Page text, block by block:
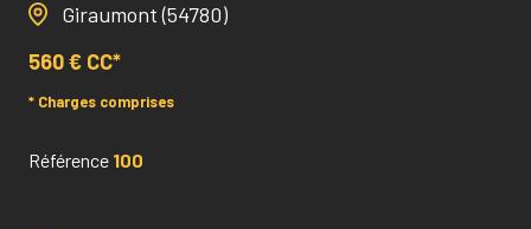
Giraumont (54780)
560 € CC*
* Charges comprises
Référence 100